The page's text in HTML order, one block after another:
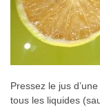
Pressez le jus
tous les liquides